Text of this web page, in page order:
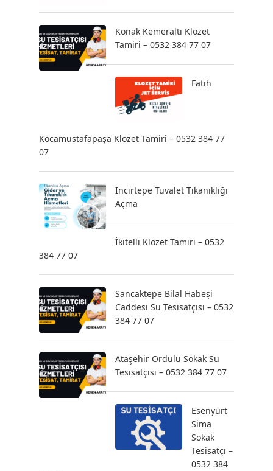
Konak Kemeraltı Klozet
Tamiri – 0532 384 77 07
Fatih
Kocamustafapaşa Klozet Tamiri – 0532 384 77
07
İncirtepe Tuvalet Tıkanıklığı
Açma
İkitelli Klozet Tamiri – 0532
384 77 07
Sancaktepe Bilal Habeşi
Caddesi Su Tesisatçısı – 0532
384 77 07
Ataşehir Ordulu Sokak Su
Tesisatçısı – 0532 384 77 07
Esenyurt
Sima
Sokak
Tesisatçı –
0532 384